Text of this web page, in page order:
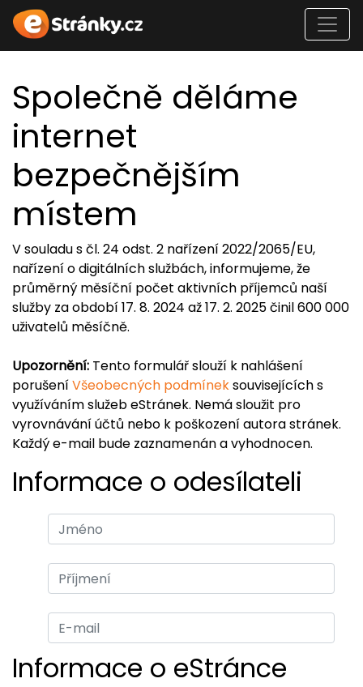
Společně děláme
internet
bezpečnějším
místem
V souladu s čl. 24 odst. 2 nařízení 2022/2065/EU,
nařízení o digitálních službách, informujeme, že
průměrný měsíční počet aktivních příjemců naší
služby za období 17. 8. 2024 až 17. 2. 2025 činil 600 000
uživatelů měsíčně.
Upozornění: Tento formulář slouží k nahlášení
porušeníVšeobecných podmíneksouvisejících s
využíváním služeb eStránek. Nemá sloužit pro
vyrovnávání účtů nebo k poškození autora stránek.
Každý e-mail bude zaznamenán a vyhodnocen.
Informace o odesílateli
Informace o eStránce